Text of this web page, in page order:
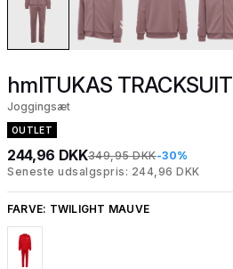
hmlTUKAS TRACKSUIT
Joggingsæt
OUTLET
244,96 DKK349,95 DKK-30%
Seneste udsalgspris: 244,96 DKK
FARVE: TWILIGHT MAUVE